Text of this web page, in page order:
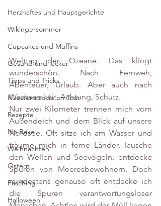
Herzhaftes und Hauptgerichte
Wikingersommer
Cupcakes und Muffins
Gesund und lecker
Tipps und Tricks
Kuestencookie on Tour
Rezepte
No Bake
Weihnachten
Ostern
Fasching
Halloween
Welttag der Ozeane. Das klingt
wunderschön. Nach Fernweh,
Abenteuer, Urlaub. Aber auch nach
Wachsamkeit, Achtung, Schutz.
Nur zwei Kilometer trennen mich vom
Außendeich und dem Blick auf unsere
Nordsee. Oft sitze ich am Wasser und
träume mich in ferne Länder, lausche
den Wellen und Seevögeln, entdecke
Spuren von Meeresbewohnern. Doch
mindestens genauso oft entdecke ich
die Spuren verantwortungsloser